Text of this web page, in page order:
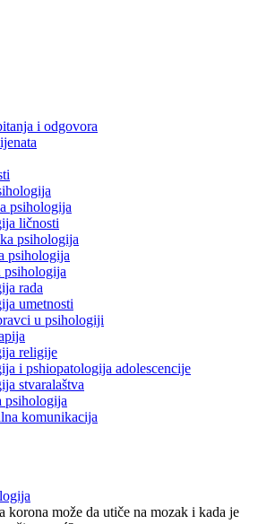
i odgovora
psihologija
ličnosti
psihologija
psihologija
rada
umetnosti
u psihologiji
religije
i pshiopatologija adolescencije
stvaralaštva
psihologija
komunikacija
korona može da utiče na mozak i kada je